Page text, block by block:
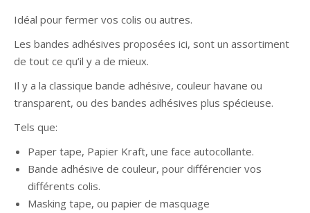
Idéal pour fermer vos colis ou autres.
Les bandes adhésives proposées ici, sont un assortiment
de tout ce qu’il y a de mieux.
Il y a la classique bande adhésive, couleur havane ou
transparent, ou des bandes adhésives plus spécieuse.
Tels que:
Paper tape, Papier Kraft, une face autocollante.
Bande adhésive de couleur, pour différencier vos
différents colis.
Masking tape, ou papier de masquage